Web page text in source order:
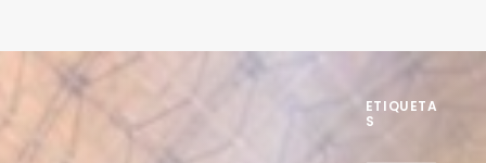
ETIQUETA
S